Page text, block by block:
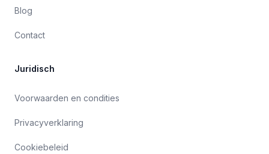
Blog
Contact
Juridisch
Voorwaarden en condities
Privacyverklaring
Cookiebeleid